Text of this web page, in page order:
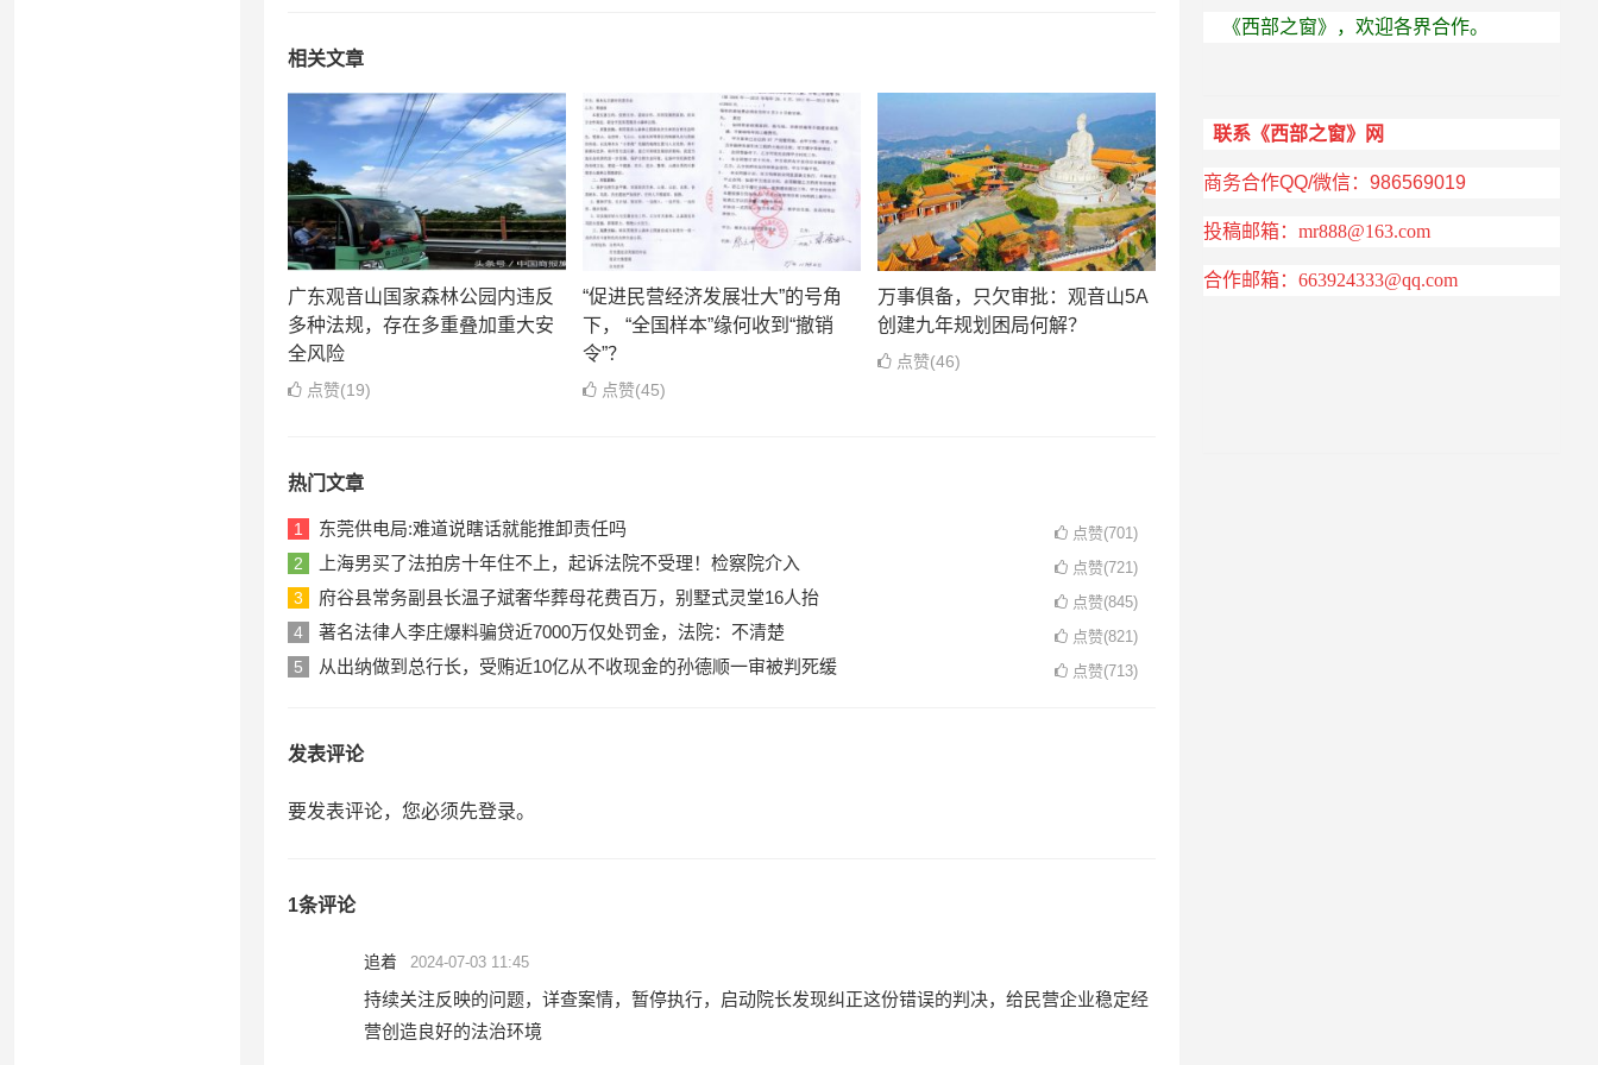
相关文章
广东观音山国家森林公园内违反
多种法规，存在多重叠加重大安
全风险
点赞(19)
“促进民营经济发展壮大”的号角
下， “全国样本”缘何收到“撤销
令”？
点赞(45)
万事俱备，只欠审批：观音山5A
创建九年规划困局何解？
点赞(46)
热门文章
1 东莞供电局:难道说瞎话就能推卸责任吗 点赞(701)
2 上海男买了法拍房十年住不上，起诉法院不受理！检察院介入 点赞(721)
3 府谷县常务副县长温子斌奢华葬母花费百万，别墅式灵堂16人抬 点赞(845)
4 著名法律人李庄爆料骗贷近7000万仅处罚金，法院：不清楚 点赞(821)
5 从出纳做到总行长，受贿近10亿从不收现金的孙德顺一审被判死缓 点赞(713)
发表评论
要发表评论，您必须先登录。
1条评论
追着 2024-07-03 11:45
持续关注反映的问题，详查案情，暂停执行，启动院长发现纠正这份错误的判决，给民营企业稳定经
营创造良好的法治环境
《西部之窗》 ，欢迎各界合作。
联系《西部之窗》网
商务合作QQ/微信：986569019
投稿邮箱： mr888@163.com
合作邮箱： 663924333@qq.com